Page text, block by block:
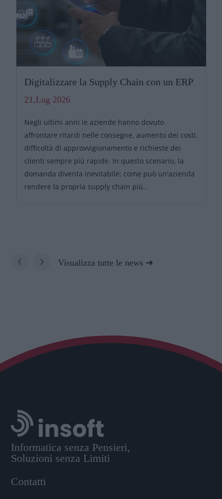
Digitalizzare la Supply Chain con un ERP
21,Lug 2026
Negli ultimi anni le aziende hanno dovuto
affrontare ritardi nelle consegne, aumento dei costi,
difficoltà di approvvigionamento e richieste dei
clienti sempre più rapide. In questo scenario, la
domanda diventa inevitabile: come può un'azienda
rendere la propria supply chain più..
‹ › Visualizza tutte le news
Informatica senza Pensieri,
Soluzioni senza Limiti
Contatti